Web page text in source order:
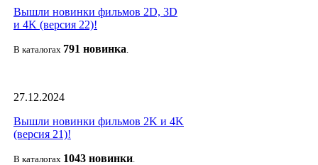
Вышли новинки фильмов 2D, 3D
и 4K (версия 22)!
В каталогах 791 новинка.
27.12.2024
Вышли новинки фильмов 2K и 4K
(версия 21)!
В каталогах 1043 новинки.